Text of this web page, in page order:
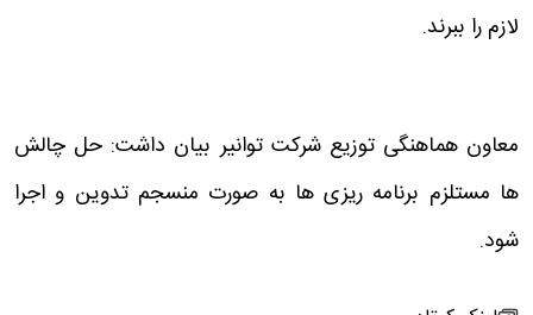
لازم را ببرند.
معاون هماهنگی توزیع شرکت توانیر بیان داشت: حل چالش
ها مستلزم برنامه ریزی ها به صورت منسجم تدوین و اجرا
شود.